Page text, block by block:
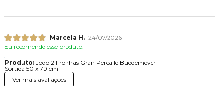
Marcela H. 24/07/2026
Eu recomendo esse produto.
Produto:Jogo 2 Fronhas Gran Percalle Buddemeyer
Sortida 50 x 70 cm
Ver mais avaliações